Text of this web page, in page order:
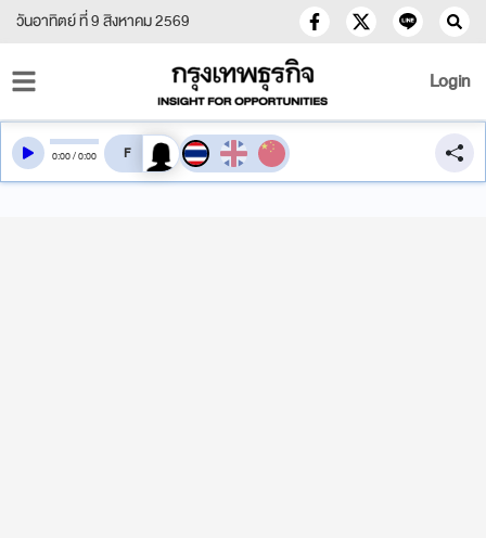
วันอาทิตย์ ที่ 9 สิงหาคม 2569
Login
0:00/0:00 สลับเสียงอ่าน